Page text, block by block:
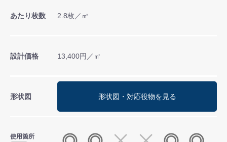
あたり枚数 2.8枚／㎡
設計価格 13,400円／㎡
形状図 形状図・対応役物を見る
使用箇所